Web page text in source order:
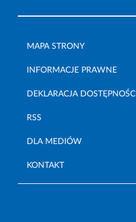
MAPA STRONY
INFORMACJE PRAWNE
DEKLARACJA DOSTĘPNOŚCI
RSS
DLA MEDIÓW
KONTAKT